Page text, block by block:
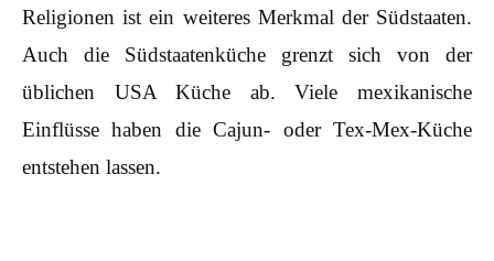
Religionen ist ein weiteres Merkmal der Südstaaten.
Auch die Südstaatenküche grenzt sich von der
üblichen USA Küche ab. Viele mexikanische
Einflüsse haben die Cajun- oder Tex-Mex-Küche
entstehen lassen.